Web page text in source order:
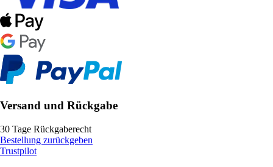
Versand und Rückgabe
30 Tage Rückgaberecht
Bestellung zurückgeben
Trustpilot